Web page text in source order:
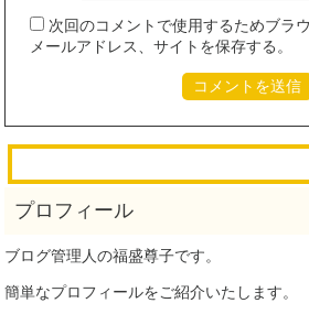
次回のコメントで使用するためブラ
メールアドレス、サイトを保存する。
ブログ管理人の福盛尊子です。
簡単なプロフィールをご紹介いたします。